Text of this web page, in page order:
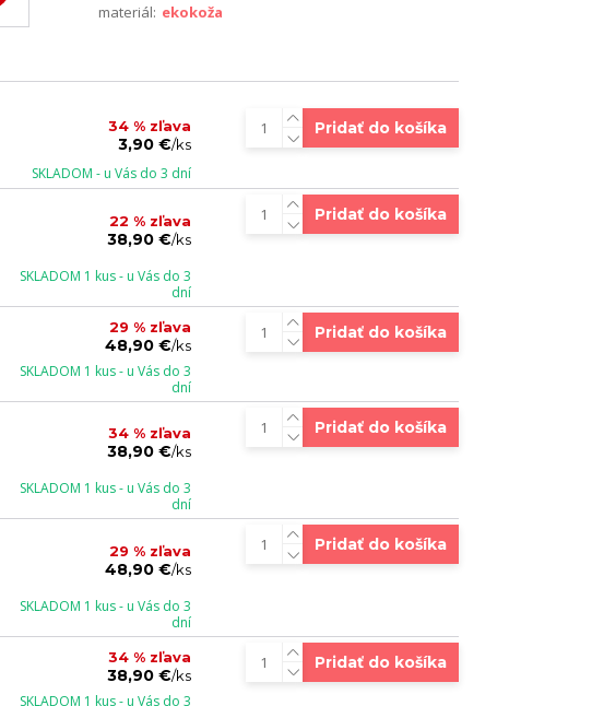
materiál: ekokoža
34 % zľava
3,90 €/ks
SKLADOM - u Vás do 3 dní
Pridať do košíka
22 % zľava
38,90 €/ks
SKLADOM 1 kus - u Vás do 3
dní
Pridať do košíka
29 % zľava
48,90 €/ks
SKLADOM 1 kus - u Vás do 3
dní
Pridať do košíka
34 % zľava
38,90 €/ks
SKLADOM 1 kus - u Vás do 3
dní
Pridať do košíka
29 % zľava
48,90 €/ks
SKLADOM 1 kus - u Vás do 3
dní
Pridať do košíka
34 % zľava
38,90 €/ks
SKLADOM 1 kus - u Vás do 3
Pridať do košíka